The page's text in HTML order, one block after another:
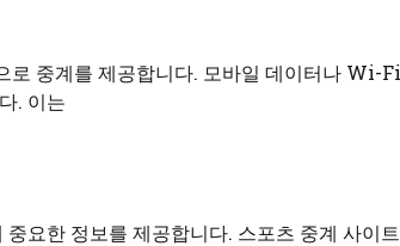
중계를 제공합니다. 모바일 데이터나 Wi-
. 이는
요한 정보를 제공합니다. 스포츠 중계 사이